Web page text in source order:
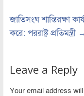
জাতিসংঘ শান্তিরক্ষা
করে: পররাষ্ট্র প্রতিমন্ত্রী
Leave a Reply
Your email address